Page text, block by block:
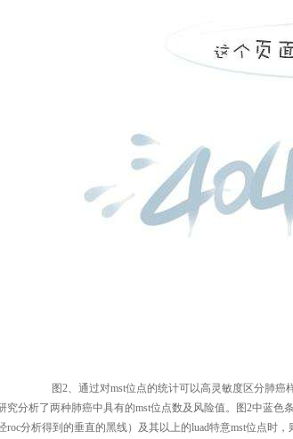
图2、通过对mst位点的统计可以高灵敏度区分肺癌
究分析了两种肺癌中具有的mst位点数及风险值。图2中蓝色
roc分析得到的垂直的黑线）及其以上的luad特意mst位点时，